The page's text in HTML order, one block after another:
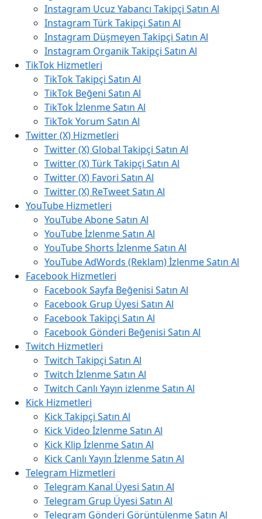
Instagram Ucuz Yabancı Takipçi Satın Al
Instagram Türk Takipçi Satın Al
Instagram Düşmeyen Takipçi Satın Al
Instagram Organik Takipçi Satın Al
TikTok Hizmetleri
TikTok Takipçi Satın Al
TikTok Beğeni Satın Al
TikTok İzlenme Satın Al
TikTok Yorum Satın Al
Twitter (X) Hizmetleri
Twitter (X) Global Takipçi Satın Al
Twitter (X) Türk Takipçi Satın Al
Twitter (X) Favori Satın Al
Twitter (X) ReTweet Satın Al
YouTube Hizmetleri
YouTube Abone Satın Al
YouTube İzlenme Satın Al
YouTube Shorts İzlenme Satın Al
YouTube AdWords (Reklam) İzlenme Satın Al
Facebook Hizmetleri
Facebook Sayfa Beğenisi Satın Al
Facebook Grup Üyesi Satın Al
Facebook Takipçi Satın Al
Facebook Gönderi Beğenisi Satın Al
Twitch Hizmetleri
Twitch Takipçi Satın Al
Twitch İzlenme Satın Al
Twitch Canlı Yayın izlenme Satın Al
Kick Hizmetleri
Kick Takipçi Satın Al
Kick Video İzlenme Satın Al
Kick Klip İzlenme Satın Al
Kick Canlı Yayın İzlenme Satın Al
Telegram Hizmetleri
Telegram Kanal Üyesi Satın Al
Telegram Grup Üyesi Satın Al
Telegram Gönderi Görüntülenme Satın Al